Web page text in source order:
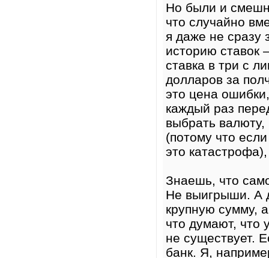
Но были и
что случайно
я даже не сразу
историю ставок
ставка в три с
долларов за
это цена
каждый раз
выбрать валюту,
(потому что
это
Знаешь, что
Не выигрыши. А
крупную сумму,
что думают, что
не существует.
банк. Я,